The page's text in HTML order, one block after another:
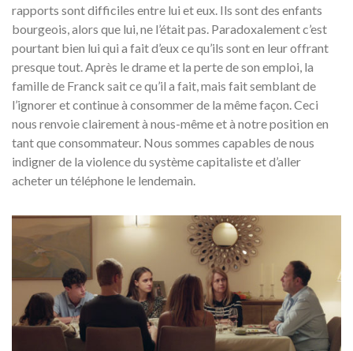
rapports sont difficiles entre lui et eux. Ils sont des enfants
bourgeois, alors que lui, ne l’était pas. Paradoxalement c’est
pourtant bien lui qui a fait d’eux ce qu’ils sont en leur offrant
presque tout. Après le drame et la perte de son emploi, la
famille de Franck sait ce qu’il a fait, mais fait semblant de
l’ignorer et continue à consommer de la même façon. Ceci
nous renvoie clairement à nous-même et à notre position en
tant que consommateur. Nous sommes capables de nous
indigner de la violence du système capitaliste et d’aller
acheter un téléphone le lendemain.